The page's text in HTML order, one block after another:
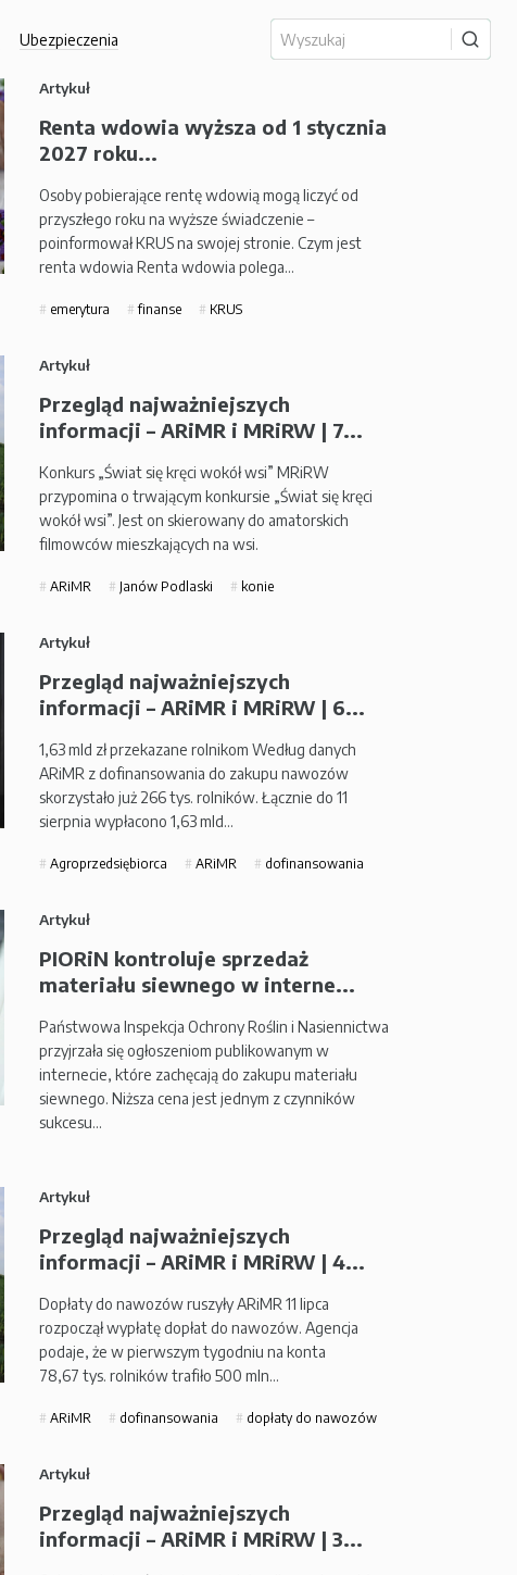
Ubezpieczenia
Artykuł
Renta wdowia wyższa od 1 stycznia
2027 roku...
Osoby pobierające rentę wdowią mogą liczyć od
przyszłego roku na wyższe świadczenie –
poinformował KRUS na swojej stronie. Czym jest
renta wdowia Renta wdowia polega…
emerytura finanse KRUS
Artykuł
Przegląd najważniejszych
informacji – ARiMR i MRiRW | 7...
Konkurs „Świat się kręci wokół wsi” MRiRW
przypomina o trwającym konkursie „Świat się kręci
wokół wsi”. Jest on skierowany do amatorskich
filmowców mieszkających na wsi.
ARiMR Janów Podlaski konie
Artykuł
Przegląd najważniejszych
informacji – ARiMR i MRiRW | 6...
1,63 mld zł przekazane rolnikom Według danych
ARiMR z dofinansowania do zakupu nawozów
skorzystało już 266 tys. rolników. Łącznie do 11
sierpnia wypłacono 1,63 mld…
Agroprzedsiębiorca ARiMR dofinansowania
Artykuł
PIORiN kontroluje sprzedaż
materiału siewnego w interne...
Państwowa Inspekcja Ochrony Roślin i Nasiennictwa
przyjrzała się ogłoszeniom publikowanym w
internecie, które zachęcają do zakupu materiału
siewnego. Niższa cena jest jednym z czynników
sukcesu…
Artykuł
Przegląd najważniejszych
informacji – ARiMR i MRiRW | 4...
Dopłaty do nawozów ruszyły ARiMR 11 lipca
rozpoczął wypłatę dopłat do nawozów. Agencja
podaje, że w pierwszym tygodniu na konta
78,67 tys. rolników trafiło 500 mln…
ARiMR dofinansowania dopłaty do nawozów
Artykuł
Przegląd najważniejszych
informacji – ARiMR i MRiRW | 3...